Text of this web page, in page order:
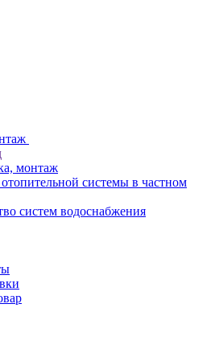
монтаж
системы в частном
систем водоснабжения